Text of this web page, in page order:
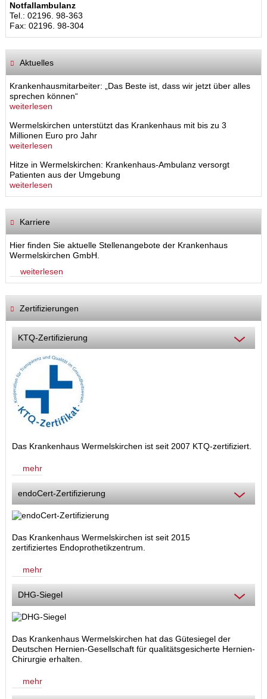
Notfallambulanz
Tel.: 02196. 98-363
Fax: 02196. 98-304
Aktuelles
Krankenhausmitarbeiter: „Das Beste ist, dass wir jetzt über alles
sprechen können“
weiterlesen
Wermelskirchen unterstützt das Krankenhaus mit bis zu 3
Millionen Euro pro Jahr
weiterlesen
Hitze in Wermelskirchen: Krankenhaus-Ambulanz versorgt
Patienten aus der Umgebung
weiterlesen
Karriere
Hier finden Sie aktuelle Stellenangebote der Krankenhaus
Wermelskirchen GmbH.
weiterlesen
Zertifizierungen
KTQ-Zertifizierung
Das Krankenhaus Wermelskirchen ist seit 2007 KTQ-zertifiziert.
mehr
endoCert-Zertifizierung
Das Krankenhaus Wermelskirchen ist seit 2015
zertifiziertes Endoprothetikzentrum.
mehr
DHG-Siegel
Das Krankenhaus Wermelskirchen hat das Gütesiegel der
Deutschen Hernien-Gesellschaft für qualitätsgesicherte Hernien-
Chirurgie erhalten.
mehr